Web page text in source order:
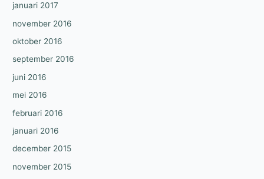
januari 2017
november 2016
oktober 2016
september 2016
juni 2016
mei 2016
februari 2016
januari 2016
december 2015
november 2015